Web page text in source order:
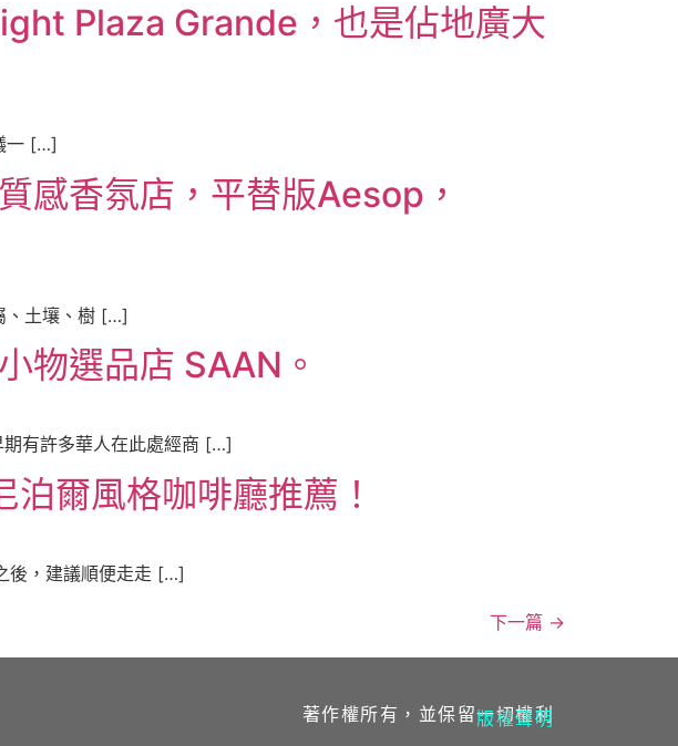
Plaza Grande，也是佔地廣大
一 […]
感香氛店，平替版Aesop，
、土壤、樹 […]
物選品店 SAAN。
期有許多華人在此處經商 […]
泊爾風格咖啡廳推薦！
後，建議順便走走 […]
下一篇 →
著作權所有，並保留一切權利
版權聲明